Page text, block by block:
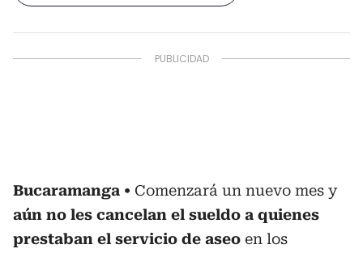
Bucaramanga
Comenzará un nuevo mes y
aún no les cancelan el sueldo a quienes
prestaban el servicio de aseo en los